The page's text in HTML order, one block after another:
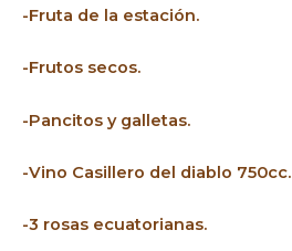
-Fruta de la estación.
-Frutos secos.
-Pancitos y galletas.
-Vino Casillero del diablo 750cc.
-3 rosas ecuatorianas.